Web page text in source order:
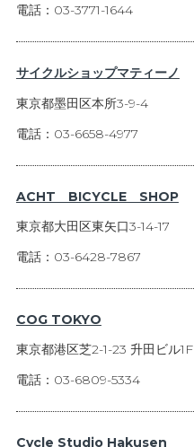
電話：03-3771-1644
サイクルショップマティーノ
東京都墨田区本所3-9-4
電話：03-6658-4977
ACHT BICYCLE SHOP
東京都大田区東矢口3-14-17
電話：03-6428-7867
COG TOKYO
東京都港区芝2-1-23 升田ビル1F
電話：03-6809-5334
Cycle Studio Hakusen